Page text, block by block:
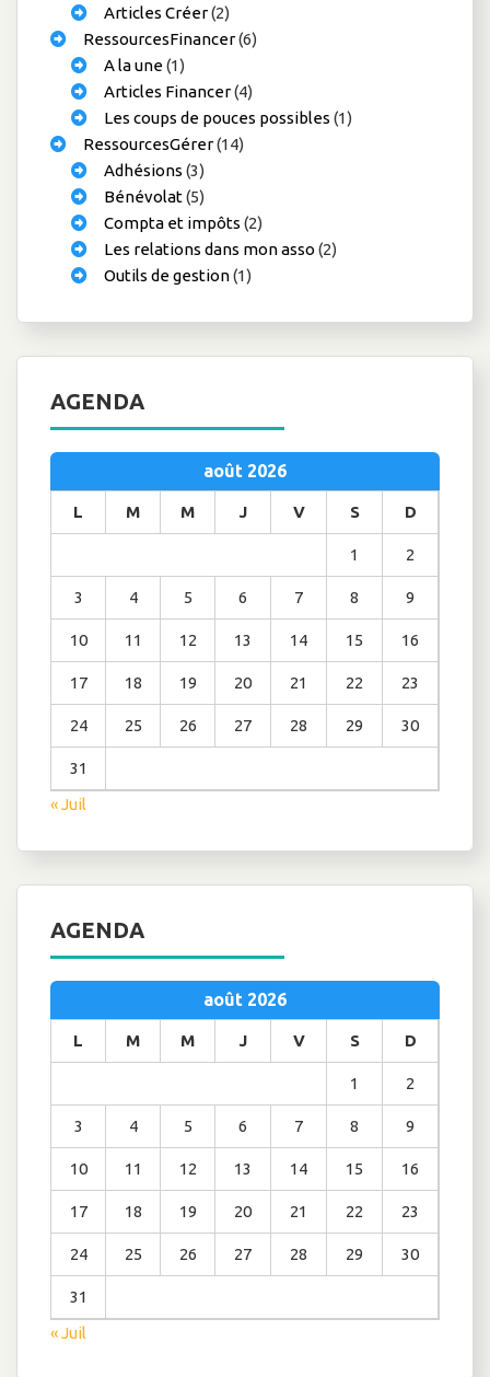
Articles Créer(2)
RessourcesFinancer(6)
A la une(1)
Articles Financer(4)
Les coups de pouces possibles (1)
RessourcesGérer(14)
Adhésions (3)
Bénévolat(5)
Compta et impôts (2)
Les relations dans mon asso (2)
Outils de gestion(1)
AGENDA
août 2026
L M M J V S D
1 2
3 4 5 6 7 8 9
10 11 12 13 14 15 16
17 18 19 20 21 22 23
24 25 26 27 28 29 30
31
« Juil
AGENDA
août 2026
L M M J V S D
1 2
3 4 5 6 7 8 9
10 11 12 13 14 15 16
17 18 19 20 21 22 23
24 25 26 27 28 29 30
31
« Juil